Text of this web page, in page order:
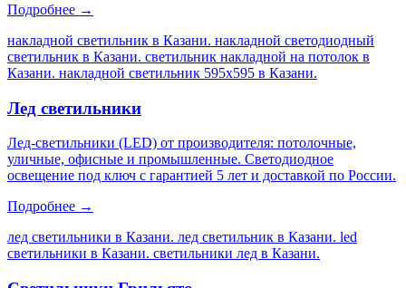
Подробнее →
накладной светильник в Казани. накладной светодиодный
светильник в Казани. светильник накладной на потолок в
Казани. накладной светильник 595х595 в Казани.
Лед светильники
Лед-светильники (LED) от производителя: потолочные,
уличные, офисные и промышленные. Светодиодное
освещение под ключ с гарантией 5 лет и доставкой по России.
Подробнее →
лед светильники в Казани. лед светильник в Казани. led
светильники в Казани. светильники лед в Казани.